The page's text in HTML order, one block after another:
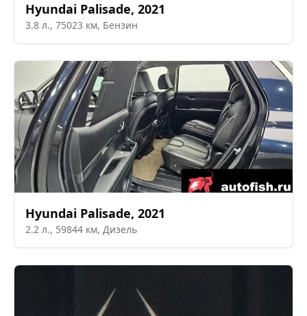
Hyundai Palisade, 2021
3.8 л., 75023 км, Бензин
Hyundai Palisade, 2021
2.2 л., 59844 км, Дизель